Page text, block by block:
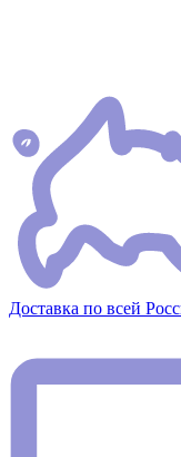
Доставка по всей